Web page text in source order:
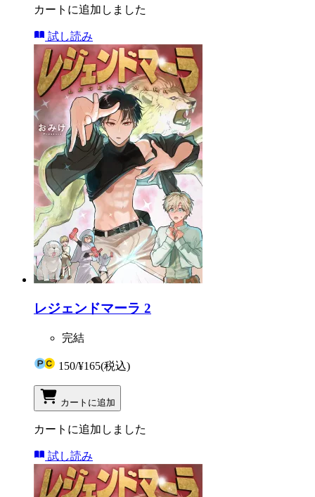
カートに追加しました
試し読み
レジェンドマーラ 2
完結
150/¥165(税込)
カートに追加
カートに追加しました
試し読み